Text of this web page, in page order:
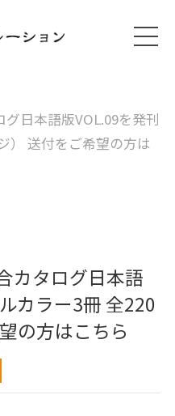
日本語版VOL.09を発刊
） 送付をご希望の方は
カタログ日本語
ルカラー3冊 全220
の方はこちら